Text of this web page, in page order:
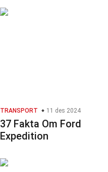
TRANSPORT 11 des 2024
37 Fakta Om Ford
Expedition